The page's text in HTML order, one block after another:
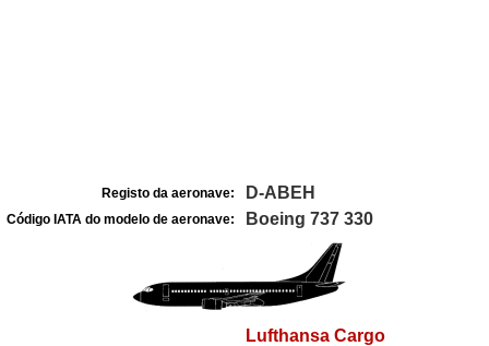
Registo da aeronave: D-ABEH
Código IATA do modelo de aeronave: Boeing 737 330
Lufthansa Cargo